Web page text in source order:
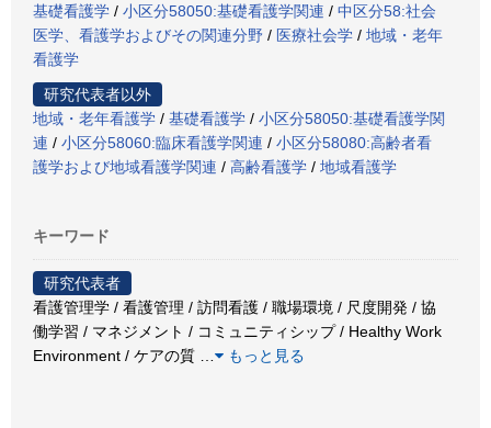
基礎看護学 / 小区分58050:基礎看護学関連 / 中区分58:社会
医学、看護学およびその関連分野 / 医療社会学 / 地域・老年
看護学
研究代表者以外
地域・老年看護学 / 基礎看護学 / 小区分58050:基礎看護学関
連 / 小区分58060:臨床看護学関連 / 小区分58080:高齢者看
護学および地域看護学関連 / 高齢看護学 / 地域看護学
キーワード
研究代表者
看護管理学 / 看護管理 / 訪問看護 / 職場環境 / 尺度開発 / 協
働学習 / マネジメント / コミュニティシップ / Healthy Work
Environment / ケアの質
もっと見る